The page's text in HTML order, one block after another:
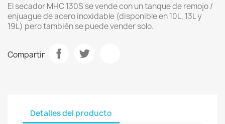
El secador MHC 130S se vende con un tanque de remojo /
enjuague de acero inoxidable (disponible en 10L, 13L y
19L) pero también se puede vender solo.
Compartir
Detalles del producto